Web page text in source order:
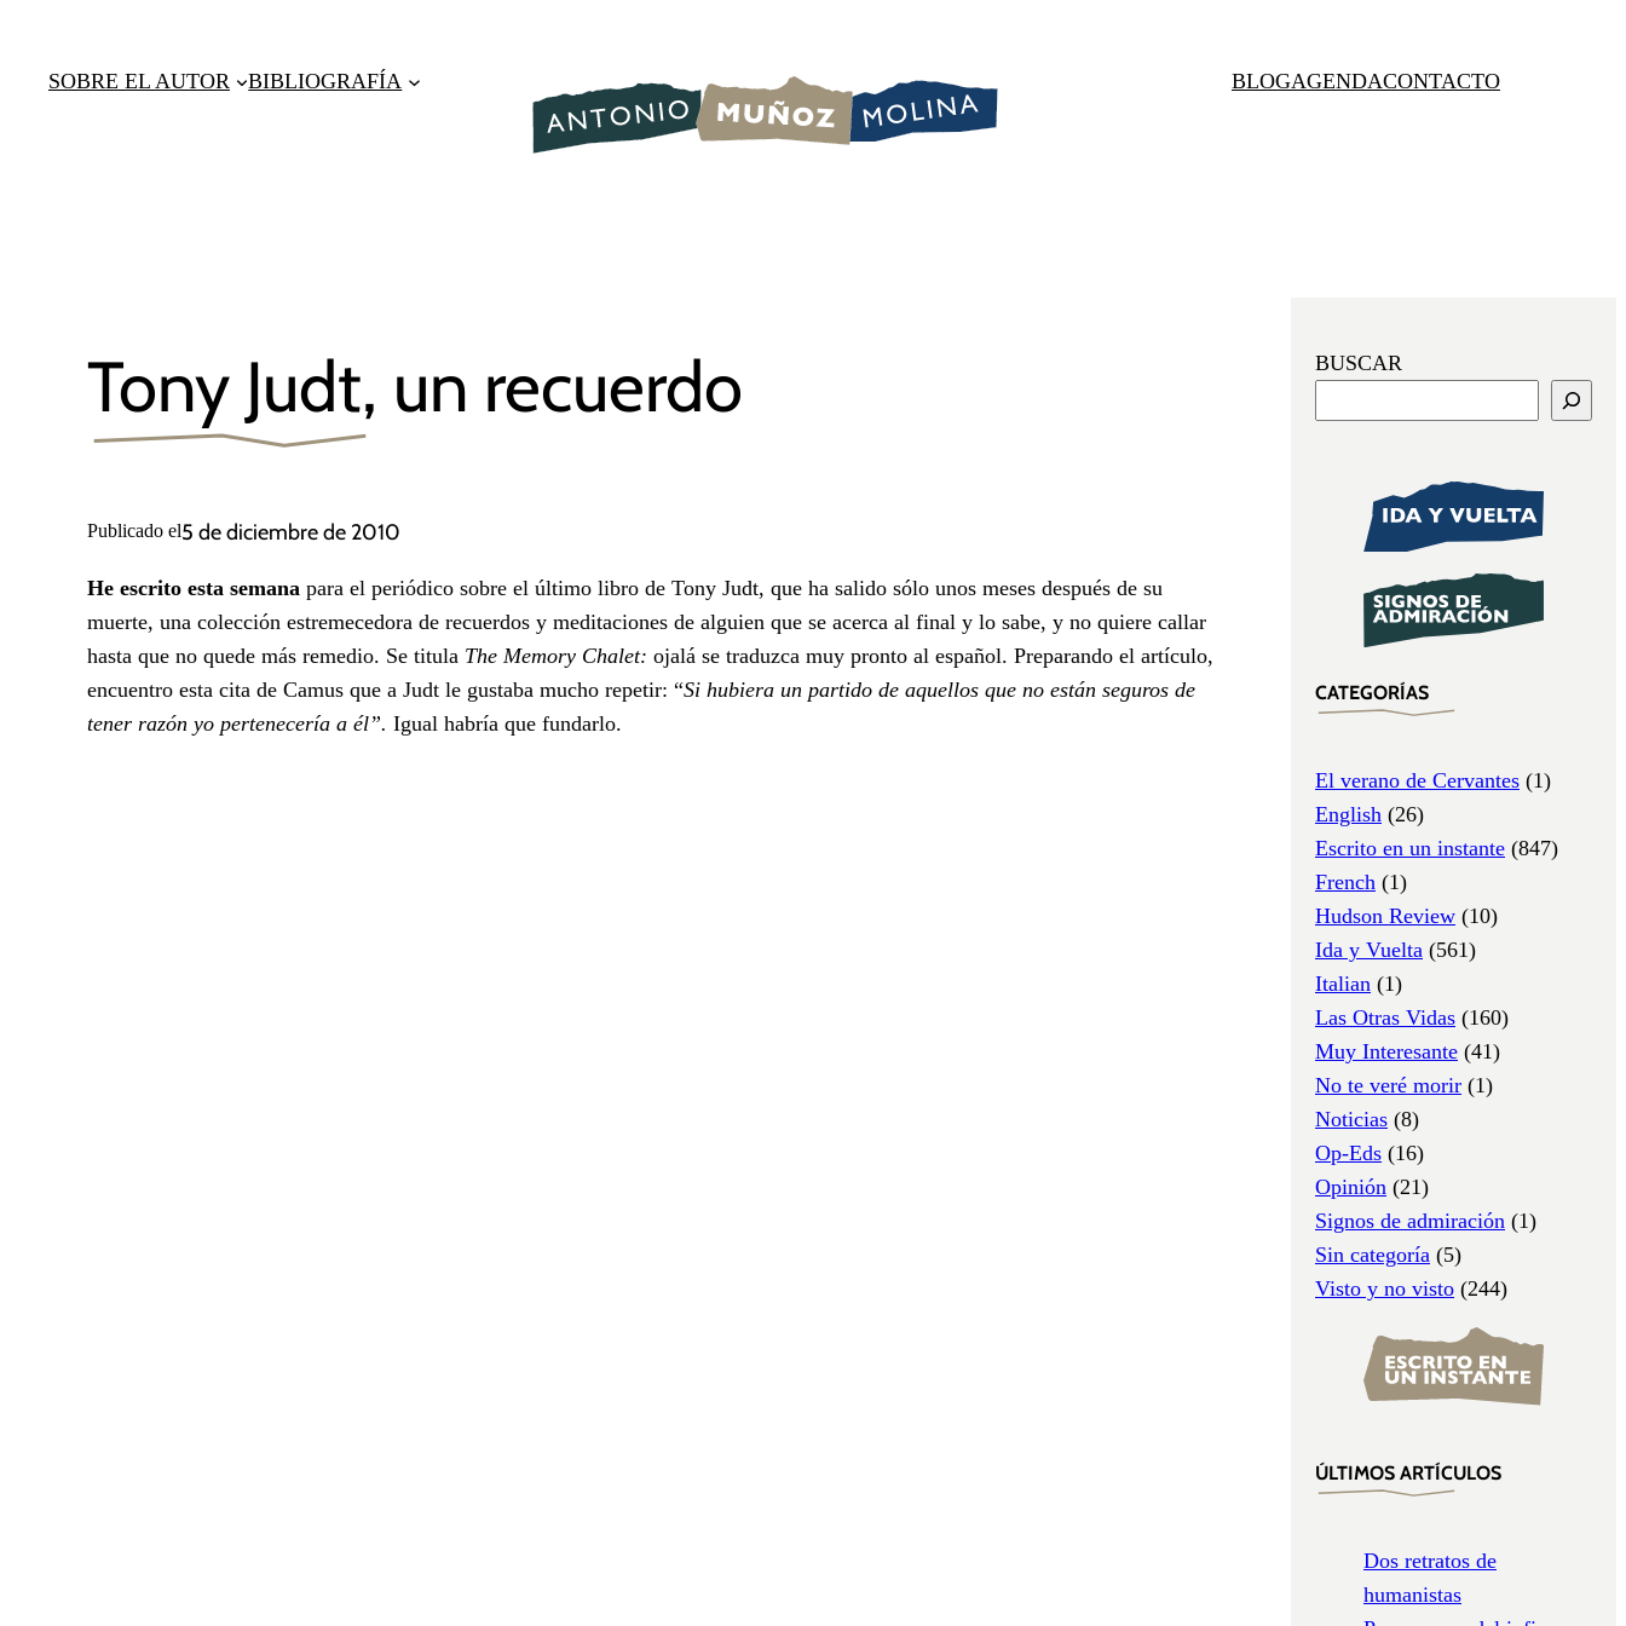
contenido
SOBRE EL AUTOR BIBLIOGRAFÍA BLOGAGENDACONTACTO
Tony Judt, un recuerdo
Publicado el5 de diciembre de 2010
He escrito esta semana para el periódico sobre el último libro de Tony Judt, que ha salido sólo unos meses después de su
muerte, una colección estremecedora de recuerdos y meditaciones de alguien que se acerca al final y lo sabe, y no quiere callar
hasta que no quede más remedio. Se titula The Memory Chalet: ojalá se traduzca muy pronto al español. Preparando el artículo,
encuentro esta cita de Camus que a Judt le gustaba mucho repetir: “Si hubiera un partido de aquellos que no están seguros de
tener razón yo pertenecería a él”. Igual habría que fundarlo.
BUSCAR
CATEGORÍAS
El verano de Cervantes (1)
English (26)
Escrito en un instante (847)
French (1)
Hudson Review (10)
Ida y Vuelta (561)
Italian (1)
Las Otras Vidas (160)
Muy Interesante (41)
No te veré morir (1)
Noticias (8)
Op-Eds (16)
Opinión (21)
Signos de admiración (1)
Sin categoría (5)
Visto y no visto (244)
ÚLTIMOS ARTÍCULOS
Dos retratos de
humanistas